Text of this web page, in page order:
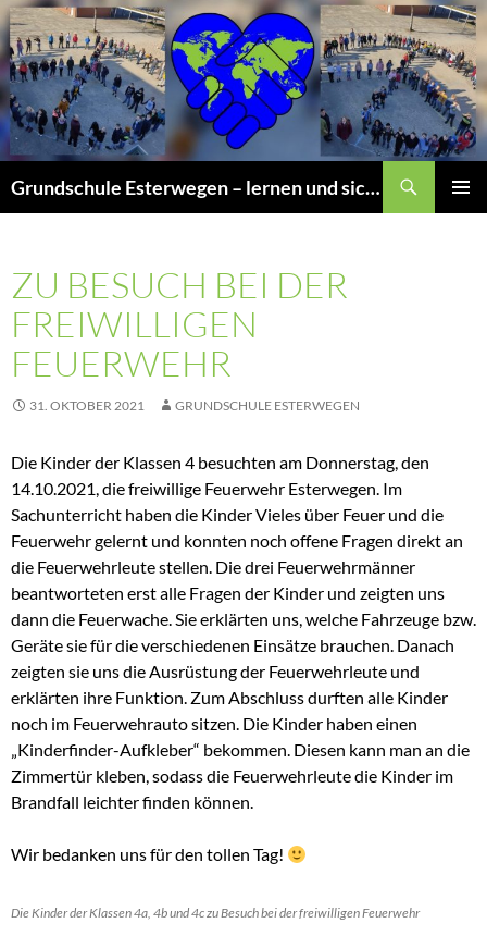
Zum
Inhalt
springen
Grundschule Esterwegen – lernen und sich wohlfühlen
ZU BESUCH BEI DER
FREIWILLIGEN
FEUERWEHR
31. OKTOBER 2021 GRUNDSCHULE ESTERWEGEN
Die Kinder der Klassen 4 besuchten am Donnerstag, den
14.10.2021, die freiwillige Feuerwehr Esterwegen. Im
Sachunterricht haben die Kinder Vieles über Feuer und die
Feuerwehr gelernt und konnten noch offene Fragen direkt an
die Feuerwehrleute stellen. Die drei Feuerwehrmänner
beantworteten erst alle Fragen der Kinder und zeigten uns
dann die Feuerwache. Sie erklärten uns, welche Fahrzeuge bzw.
Geräte sie für die verschiedenen Einsätze brauchen. Danach
zeigten sie uns die Ausrüstung der Feuerwehrleute und
erklärten ihre Funktion. Zum Abschluss durften alle Kinder
noch im Feuerwehrauto sitzen. Die Kinder haben einen
„Kinderfinder-Aufkleber“ bekommen. Diesen kann man an die
Zimmertür kleben, sodass die Feuerwehrleute die Kinder im
Brandfall leichter finden können.
Wir bedanken uns für den tollen Tag!
Die Kinder der Klassen 4a, 4b und 4c zu Besuch bei der freiwilligen Feuerwehr